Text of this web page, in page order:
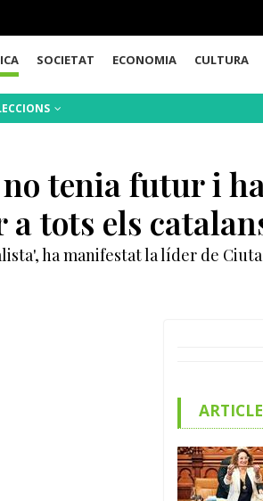
SOCIETAT ECONOMIA CULTURA
tenia futur i
tots els
ha manifestat la líder de